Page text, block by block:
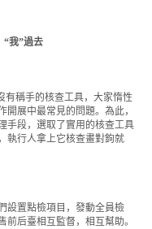
“我”過去
有稱手的核查工具，大家惰性
展中最常見的問題。為此，
手段，選取了實用的核查工具
執行人拿上它核查畫對鉤就
設置點檢項目，發動全員檢
后臺相互監督，相互幫助。